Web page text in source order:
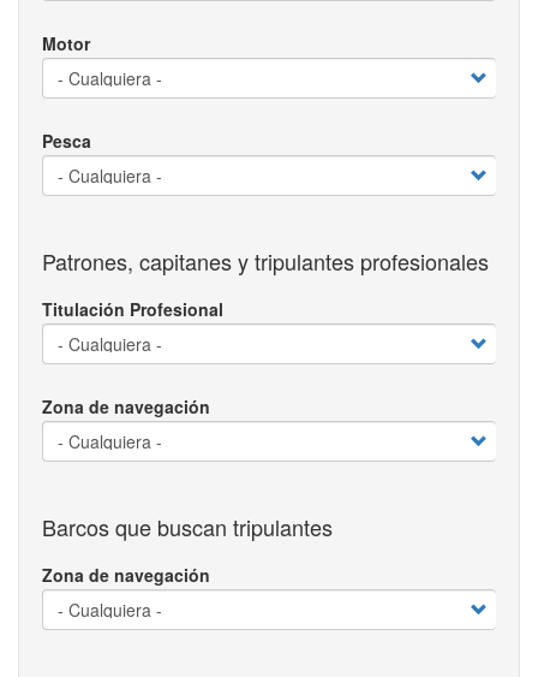
Motor
Pesca
Patrones, capitanes y tripulantes profesionales
Titulación Profesional
Zona de navegación
Barcos que buscan tripulantes
Zona de navegación